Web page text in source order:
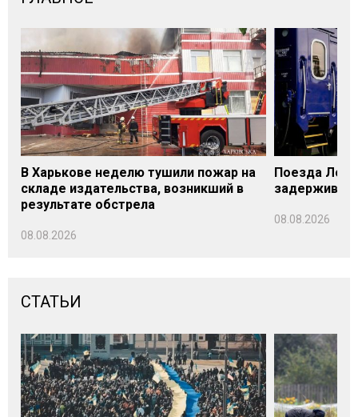
В Харькове неделю тушили пожар на
складе издательства, возникший в
результате обстрела
08.08.2026
Поезда
08.08.2026
СТАТЬИ